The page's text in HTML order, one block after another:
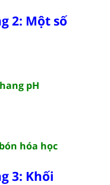
2: Một số
pH
hóa học
3: Khối